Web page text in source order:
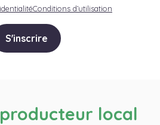
Conditions d’utilisation
S'inscrire
producteur local